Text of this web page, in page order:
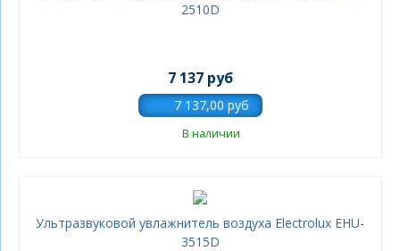
2510D
7 137 руб
В наличии
Ультразвуковой увлажнитель воздуха Electrolux EHU-
3515D